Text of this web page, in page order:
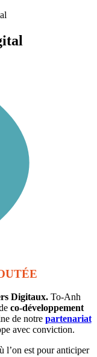
Digitaux. To-Anh
co-développement
de notre partenariat
avec conviction.
l’on est pour anticiper